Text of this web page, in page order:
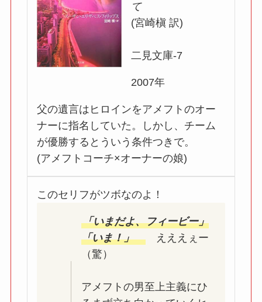
て
(宮崎槇 訳)
二見文庫-7
2007年
父の遺言はヒロインをアメフトのオー
ナーに指名していた。しかし、チーム
が優勝するとういう条件つきで。
(アメフトコーチ×オーナーの娘)
このセリフがツボなのよ！
「いまだよ、フィービー」
「いま！」
えええぇー
（驚）
アメフトの男至上主義にひ